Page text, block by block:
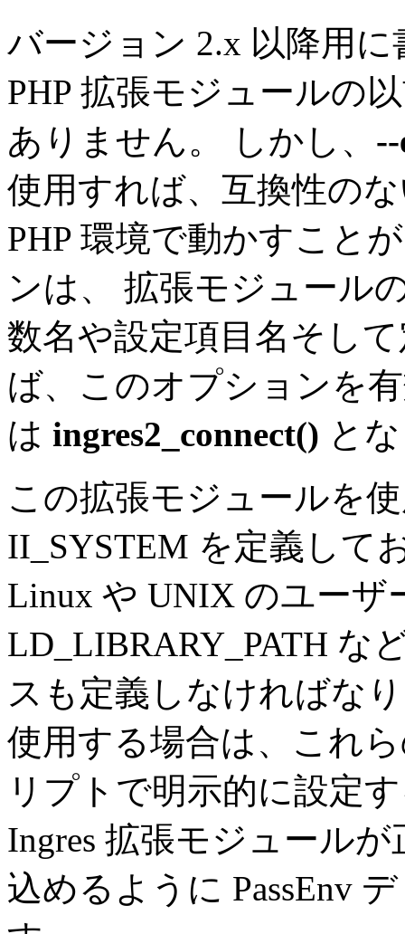
バージョン 2.x 以降用
PHP 拡張モジュールの
ありません。 しかし、
使用すれば、互換性の
PHP 環境で動かすこと
ンは、 拡張モジュール
数名や設定項目名そし
ば、このオプションを
は ingres2_connect() と
この拡張モジュールを
II_SYSTEM を定義して
Linux や UNIX のユーザ
LD_LIBRARY_PATH な
スも定義しなければなり
使用する場合は、これ
リプトで明示的に設定
Ingres 拡張モジュール
込めるように PassEnv